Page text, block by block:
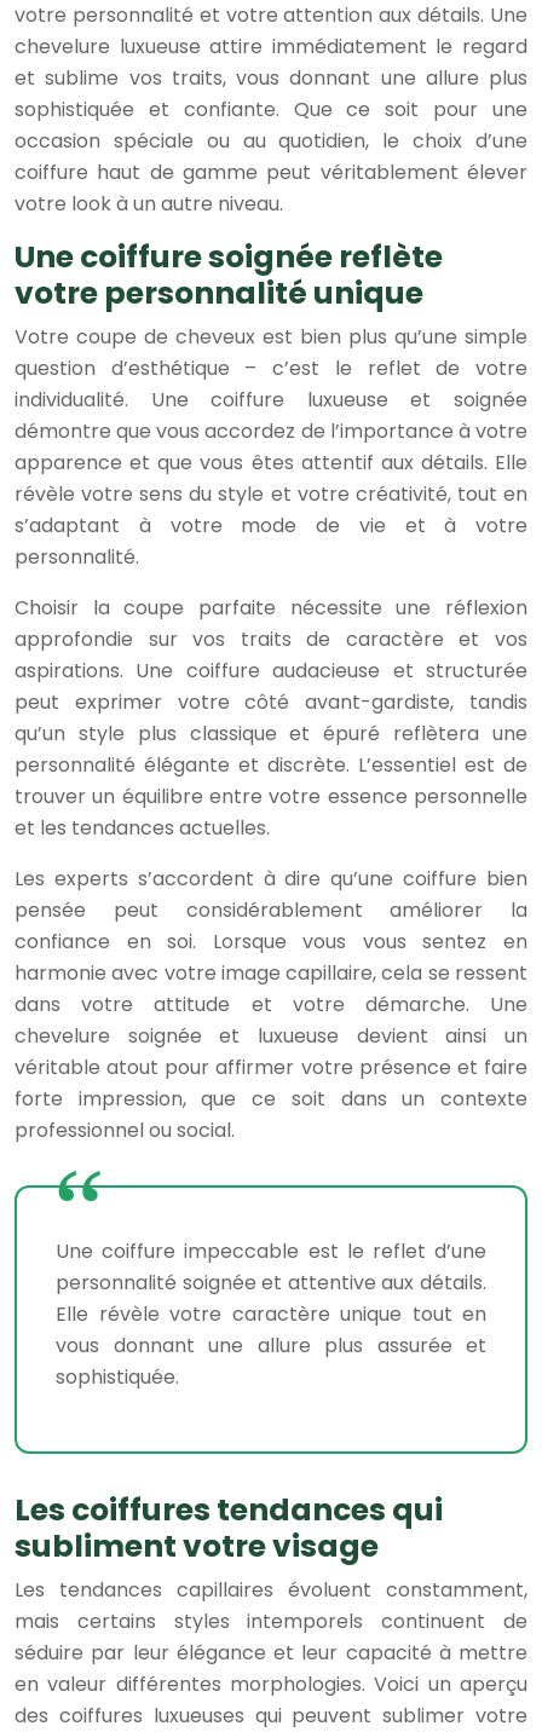
votre personnalité et votre attention aux détails. Une
chevelure luxueuse attire immédiatement le regard
et sublime vos traits, vous donnant une allure plus
sophistiquée et confiante. Que ce soit pour une
occasion spéciale ou au quotidien, le choix d’une
coiffure haut de gamme peut véritablement élever
votre look à un autre niveau.
Une coiffure soignée reflète
votre personnalité unique
Votre coupe de cheveux est bien plus qu’une simple
question d’esthétique – c’est le reflet de votre
individualité. Une coiffure luxueuse et soignée
démontre que vous accordez de l’importance à votre
apparence et que vous êtes attentif aux détails. Elle
révèle votre sens du style et votre créativité, tout en
s’adaptant à votre mode de vie et à votre
personnalité.
Choisir la coupe parfaite nécessite une réflexion
approfondie sur vos traits de caractère et vos
aspirations. Une coiffure audacieuse et structurée
peut exprimer votre côté avant-gardiste, tandis
qu’un style plus classique et épuré reflètera une
personnalité élégante et discrète. L’essentiel est de
trouver un équilibre entre votre essence personnelle
et les tendances actuelles.
Les experts s’accordent à dire qu’une coiffure bien
pensée peut considérablement améliorer la
confiance en soi. Lorsque vous vous sentez en
harmonie avec votre image capillaire, cela se ressent
dans votre attitude et votre démarche. Une
chevelure soignée et luxueuse devient ainsi un
véritable atout pour affirmer votre présence et faire
forte impression, que ce soit dans un contexte
professionnel ou social.
Une coiffure impeccable est le reflet d’une
personnalité soignée et attentive aux détails.
Elle révèle votre caractère unique tout en
vous donnant une allure plus assurée et
sophistiquée.
Les coiffures tendances qui
subliment votre visage
Les tendances capillaires évoluent constamment,
mais certains styles intemporels continuent de
séduire par leur élégance et leur capacité à mettre
en valeur différentes morphologies. Voici un aperçu
des coiffures luxueuses qui peuvent sublimer votre